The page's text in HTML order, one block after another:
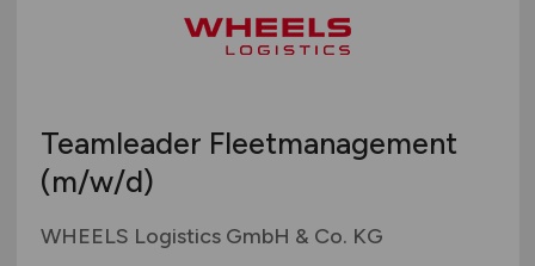
Teamleader Fleetmanagement
(m/w/d)
WHEELS Logistics GmbH & Co. KG